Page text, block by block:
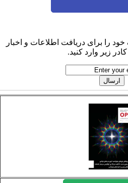
را برای دریافت اطلاعات و اخبار
زیر وارد کنید.